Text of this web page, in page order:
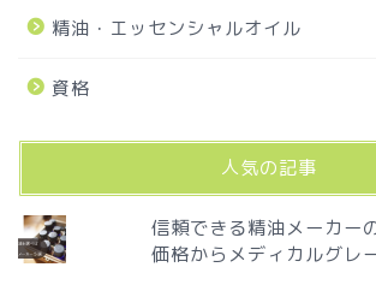
精油・エッセンシャルオイル
資格
人気の記事
信頼できる精油メーカー
価格からメディカルグレ